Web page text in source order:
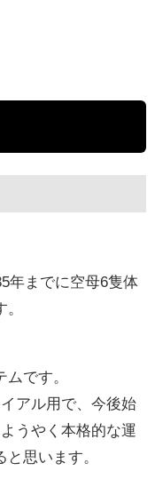
年までに空母6隻体
です。
アル用で、今後始
うやく本格的な運
思います。